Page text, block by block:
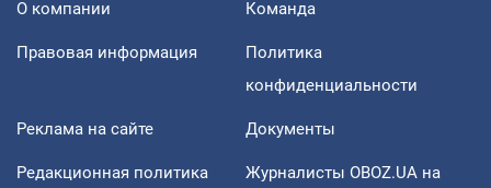
О компании Команда
Правовая информация
Политика
конфиденциальности
Реклама на сайте Документы
Редакционная политика
Журналисты OBOZ.UA на